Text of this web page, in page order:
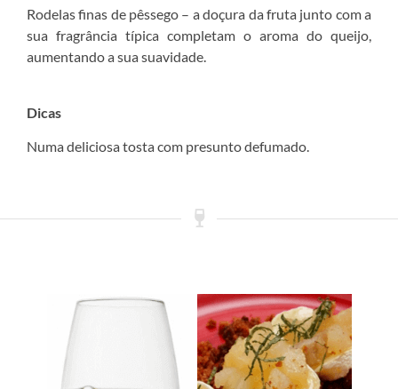
Rodelas finas de pêssego – a doçura da fruta junto com a
sua fragrância típica completam o aroma do queijo,
aumentando a sua suavidade.
Dicas
Numa deliciosa tosta com presunto defumado.